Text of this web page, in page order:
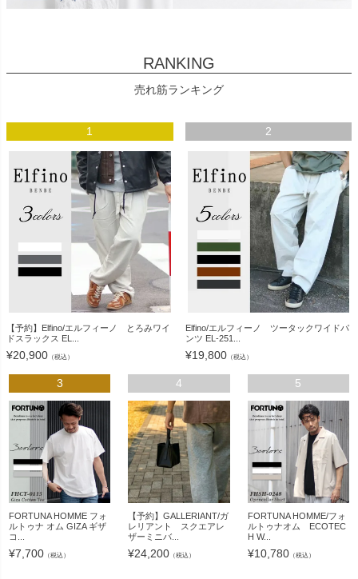
RANKING
売れ筋ランキング
1
【予約】Elfino/エルフィーノ とろみワイ
ドスラックス EL...
¥20,900 （税込）
2
Elfino/エルフィーノ ツータックワイドパ
ンツ EL-251...
¥19,800（税込）
3
FORTUNA HOMME フォ
ルトゥナ オム GIZA ギザ
コ...
¥7,700 （税込）
4
【予約】GALLERIANT/ガ
レリアント スクエアレ
ザーミニバ...
¥24,200 （税込）
5
FORTUNA HOMME/フォ
ルトゥナオム ECOTEC
H W...
¥10,780（税込）